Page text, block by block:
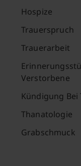
Hospize
Trauerspruch
Trauerarbeit
Verstorbene
Kündigung Bei
Thanatologie
Grabschmuck